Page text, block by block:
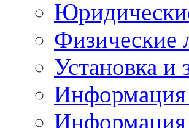
Физические
Установка и
Информация
Информация